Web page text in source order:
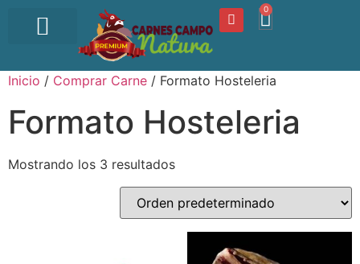
0
Inicio / Comprar Carne / Formato Hosteleria
Formato Hosteleria
Mostrando los 3 resultados